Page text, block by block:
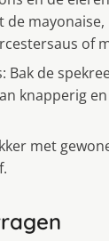
de
of
Bak de
knapperig
met